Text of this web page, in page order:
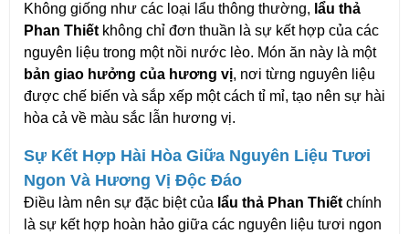
Không giống như các loại lẩu thông thường, lẩu thả
Phan Thiết không chỉ đơn thuần là sự kết hợp của các
nguyên liệu trong một nồi nước lèo. Món ăn này là một
bản giao hưởng của hương vị, nơi từng nguyên liệu
được chế biến và sắp xếp một cách tỉ mỉ, tạo nên sự hài
hòa cả về màu sắc lẫn hương vị.
Sự Kết Hợp Hài Hòa Giữa Nguyên Liệu Tươi
Ngon Và Hương Vị Độc Đáo
Điều làm nên sự đặc biệt của lẩu thả Phan Thiết chính
là sự kết hợp hoàn hảo giữa các nguyên liệu tươi ngon